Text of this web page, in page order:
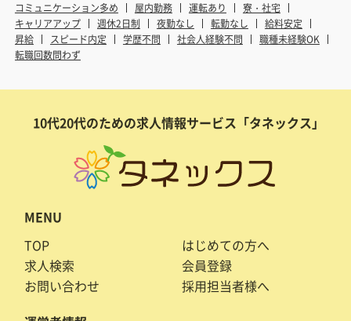
コミュニケーション多め 屋内勤務 運転あり
寮・社宅
キャリアアップ
週休2日制 夜勤なし 転勤なし
給料安定
昇給
スピード内定 学歴不問 社会人経験不問
職種未経験OK
転職回数問わず
10代20代のための求人情報サービス「タネックス」
MENU
TOP
はじめての方へ
求人検索
会員登録
お問い合わせ
採用担当者様へ